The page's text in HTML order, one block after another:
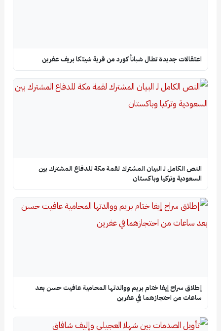
اعتقالات جديدة تطال شباناً كورد من قرية شيتكا بريف عفرين
النص الكامل لـ البيان المشترك لقمة مكة للدفاع المشترك بين
السعودية وتركيا وباكستان
إطلاق سراح إيفا ختام بريم ووالدتها المحامية عافيت حسن بعد
ساعات من احتجازهما في عفرين